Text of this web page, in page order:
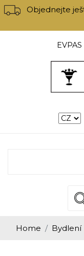
Objednejte
Home Bydlení